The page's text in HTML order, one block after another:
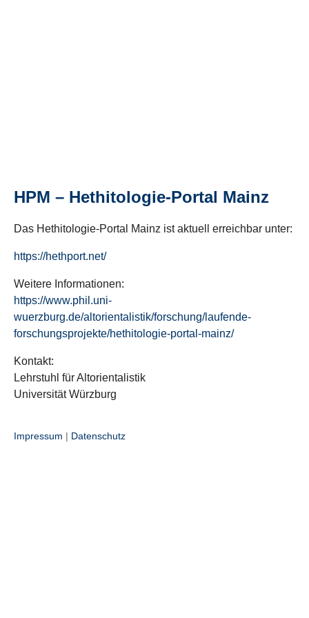
HPM – Hethitologie-Portal Mainz
Das Hethitologie-Portal Mainz ist aktuell erreichbar unter:
https://hethport.net/
Weitere Informationen:
https://www.phil.uni-
wuerzburg.de/altorientalistik/forschung/laufende-
forschungsprojekte/hethitologie-portal-mainz/
Kontakt:
Lehrstuhl für Altorientalistik
Universität Würzburg
Impressum | Datenschutz